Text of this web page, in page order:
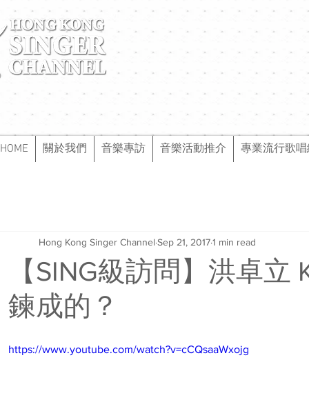
HOME 關於我們 音樂專訪 音樂活動推介 專業流行歌唱
【SING級訪問】洪卓立
鍊成的？
Hong Kong Singer Channel Sep 21, 20171 min read
https://www.youtube.com/watch?v=cCQsaaWxojg